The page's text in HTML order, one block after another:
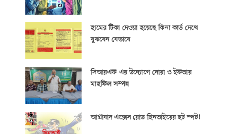
হামের টিকা দেওয়া হয়েছে কিনা কার্ড দেখে
বুঝবেন যেভাবে
সিআরএফ এর উদ্যোগে দোয়া ও ইফতার
মাহফিল সম্পন্ন
আগ্রাবাদ এক্সেস রোড ছিনতাইয়ের হট স্পট!